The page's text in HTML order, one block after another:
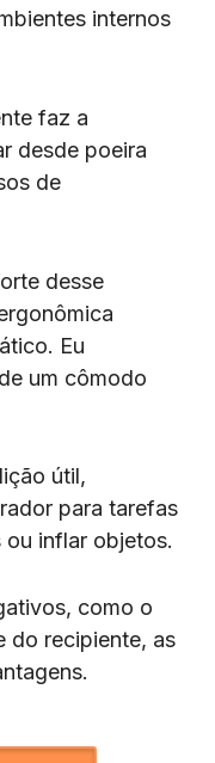
internos
faz a
desde poeira
de
desse
Eu
um cômodo
útil,
para tarefas
inflar objetos.
como o
do recipiente, as